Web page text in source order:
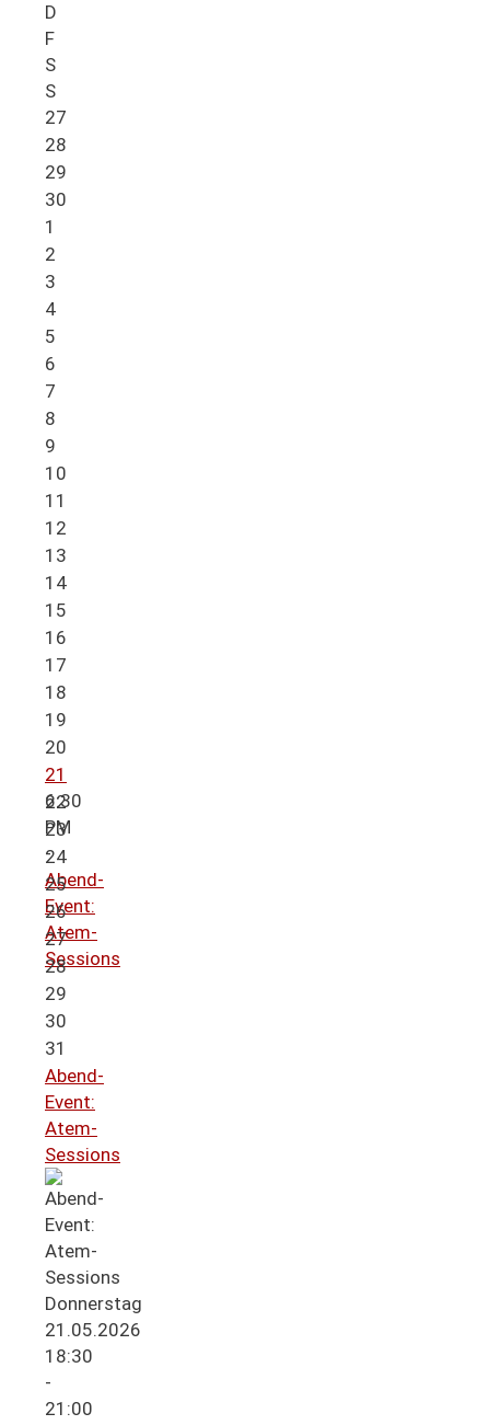
D
F
S
S
27
28
29
30
1
2
3
4
5
6
7
8
9
10
11
12
13
14
15
16
17
18
19
20
21
6:30
PM
-
Abend-
Event:
Atem-
Sessions
22
23
24
25
26
27
28
29
30
31
Abend-
Event:
Atem-
Sessions
Donnerstag
21.05.2026
18:30
-
21:00